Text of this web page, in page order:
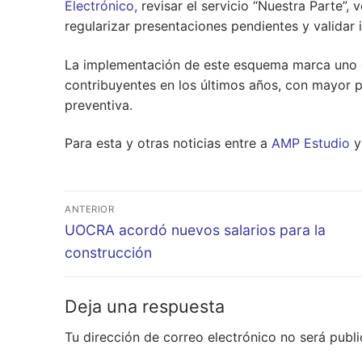
Electrónico, revisar el servicio “Nuestra
regularizar presentaciones pendientes y
La implementación de este esquema marca
contribuyentes en los últimos años, con
preventiva.
Para esta y otras noticias entre a AMP Estudio
Navegación
de
entradas
ANTERIOR
Entrada
anterior:
UOCRA acordó nuevos salarios para la
construcción
Deja una respuesta
Tu dirección de correo electrónico no será